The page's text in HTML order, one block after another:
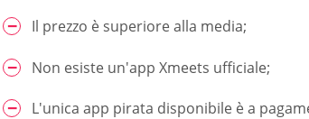
Il prezzo è superiore alla media;
Non esiste un'app Xmeets ufficiale;
L'unica app pirata disponibile è a